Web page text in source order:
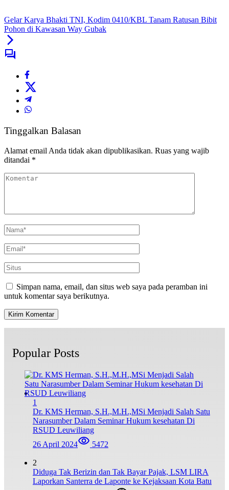
Gelar Karya Bhakti TNI, Kodim 0410/KBL Tanam Ratusan Bibit
Pohon di Kawasan Way Gubak
Tinggalkan Balasan
Alamat email Anda tidak akan dipublikasikan. Ruas yang wajib
ditandai *
Simpan nama, email, dan situs web saya pada peramban ini
untuk komentar saya berikutnya.
Popular Posts
1
Dr. KMS Herman, S.H.,M.H.,MSi Menjadi Salah Satu
Narasumber Dalam Seminar Hukum kesehatan Di
RSUD Leuwiliang
26 April 2024
5472
2
Diduga Tak Berizin dan Tak Bayar Pajak, LSM LIRA
Laporkan Santerra de Laponte ke Kejaksaan Kota Batu